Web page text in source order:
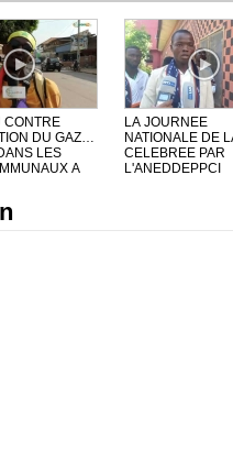
CONTRE
DU GAZ
LES
A
LA JOURNEE
NATIONALE DE
CELEBREE PAR
L'ANEDDEPPCI